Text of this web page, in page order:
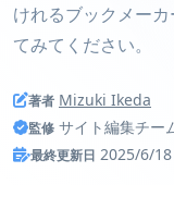
けれるブックメー
てみてください。
著者 Mizuki Ikeda
監修 サイト編集チー
最終更新日 2025/6/18